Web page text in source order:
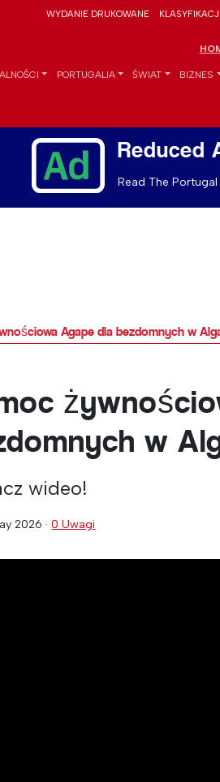
WYDANIE DRUKOWANE
PORTUGALIA ŚWIAT BIZNES
Reduced
Read The
Agape dla bezdomnych w
w
wideo!
2026 ·0 Uwagi